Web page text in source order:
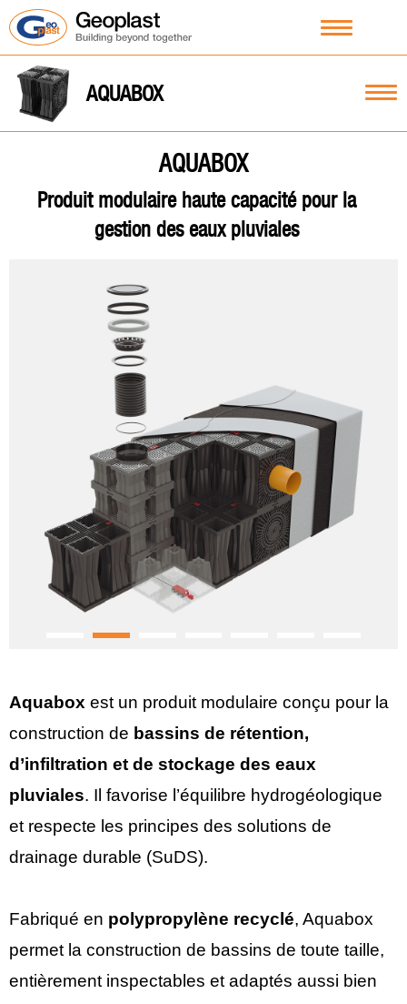
AQUABOX
AQUABOX
Produit modulaire haute capacité pour la
gestion des eaux pluviales
Aquabox est un produit modulaire conçu pour la
construction de bassins de rétention,
d’infiltration et de stockage des eaux
pluviales. Il favorise l’équilibre hydrogéologique
et respecte les principes des solutions de
drainage durable (SuDS).
Fabriqué en polypropylène recyclé, Aquabox
permet la construction de bassins de toute taille,
entièrement inspectables et adaptés aussi bien